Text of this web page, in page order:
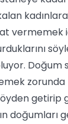
vermemek
Doğum
zorunda
getirip
doğumları